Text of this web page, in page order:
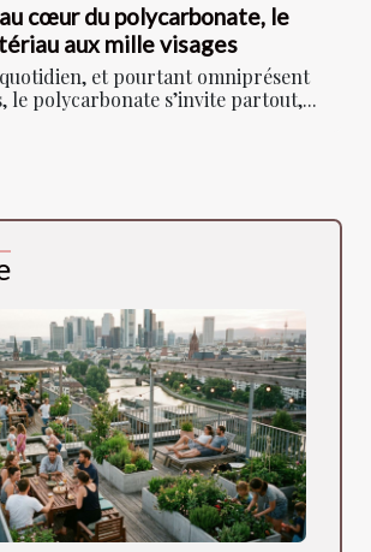
cœur du polycarbonate, le
aux mille visages
et pourtant omniprésent
le polycarbonate s’invite partout,...